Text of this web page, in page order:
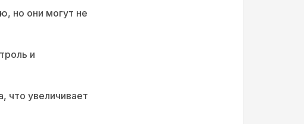
но они могут не
и
увеличивает